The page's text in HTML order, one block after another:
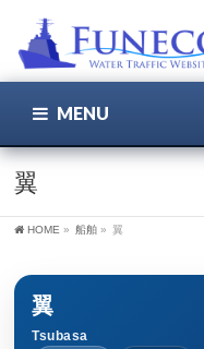
MENU
翼
HOME » 船舶 » 翼
翼
Tsubasa
ユーザー名 / メール
ログイン状態を保持